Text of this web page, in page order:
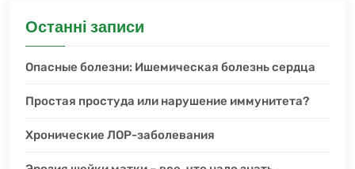
Останні записи
Опасные болезни: Ишемическая болезнь сердца
Простая простуда или нарушение иммунитета?
Хронические ЛОР-заболевания